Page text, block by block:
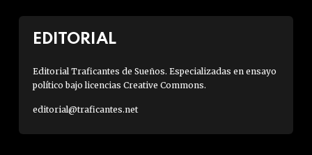
EDITORIAL
Editorial Traficantes de Sueños. Especializadas en ensayo
político bajo licencias Creative Commons.
editorial@traficantes.net